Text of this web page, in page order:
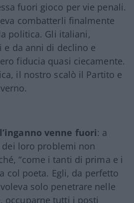
fuori gioco per vie penali.
combatterli finalmente
politica. Gli italiani,
e da anni di declino e
fiducia quasi ciecamente.
il nostro scalò il Partito e
venne fuori: a
dei loro problemi non
“come i tanti di prima e i
col poeta. Egli, da perfetto
solo penetrare nelle
occuparne tutti i posti